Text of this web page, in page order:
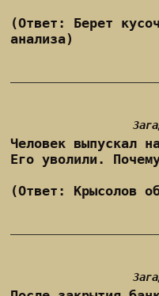
(Ответ: Берет
анализа)
Человек выпускал
Его уволили.
(Ответ: Крысолов